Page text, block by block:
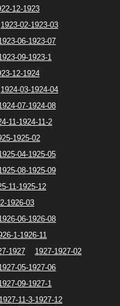
12-1923
1923-02-1923-03
06-1923-07
09-1923-1
12-1924
1924-03-1924-04
07-1924-08
11-1924-11-2
1925-02
04-1925-05
08-1925-09
11-1925-12
1926-03
06-1926-08
1-1926-11
1927
1927-1927-02
05-1927-06
09-1927-1
1927-11-3-1927-12